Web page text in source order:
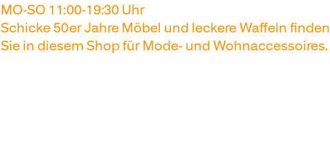
MO-SO 11:00-19:30 Uhr
Schicke 50er Jahre Möbel und leckere Waffeln finden
Sie in diesem Shop für Mode- und Wohnaccessoires.